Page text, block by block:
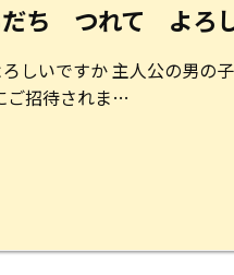
ち つれて よろし
いですか 主人公の男の
ご招待されま…